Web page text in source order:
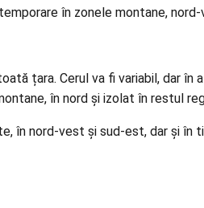
în zonele montane,
țara. Cerul va fi variabil, dar
în nord și izolat în restul
în nord-vest și sud-est, dar și în